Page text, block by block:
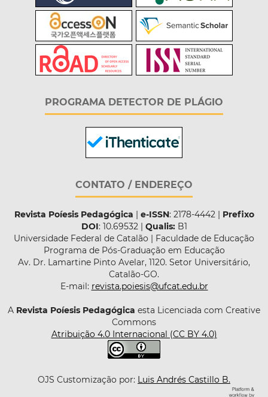
PROGRAMA DETECTOR DE PLÁGIO
CONTATO / ENDEREÇO
Revista Poíesis Pedagógica | e-ISSN: 2178-4442 | Prefixo
DOI: 10.69532 | Qualis:B1
Universidade Federal de Catalão | Faculdade de Educação
Programa de Pós-Graduação em Educação
Av. Dr. Lamartine Pinto Avelar, 1120. Setor Universitário,
Catalão-GO.
E-mail: revista.poiesis@ufcat.edu.br
A Revista Poíesis Pedagógica esta Licenciada com Creative
Commons
Atribuição 4.0 Internacional (CC BY 4.0)
OJS Customização por: Luis Andrés Castillo B.